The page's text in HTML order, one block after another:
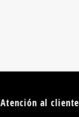
Atención al cliente